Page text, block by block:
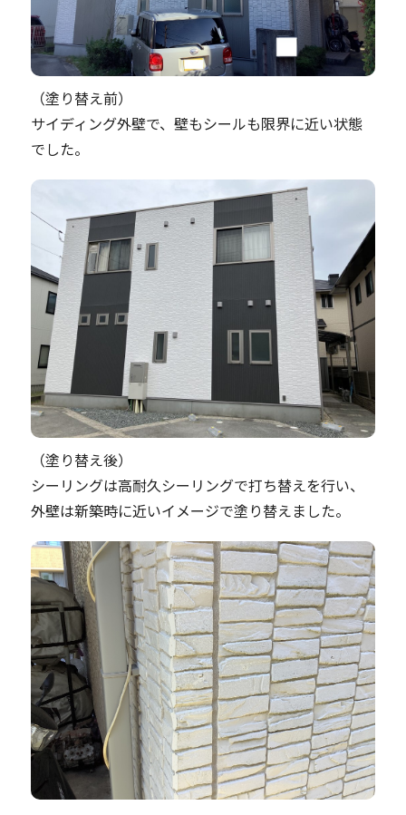
（塗り替え前）
サイディング外壁で、壁もシールも限界に近い状態
でした。
（塗り替え後）
シーリングは高耐久シーリングで打ち替えを行い、
外壁は新築時に近いイメージで塗り替えました。